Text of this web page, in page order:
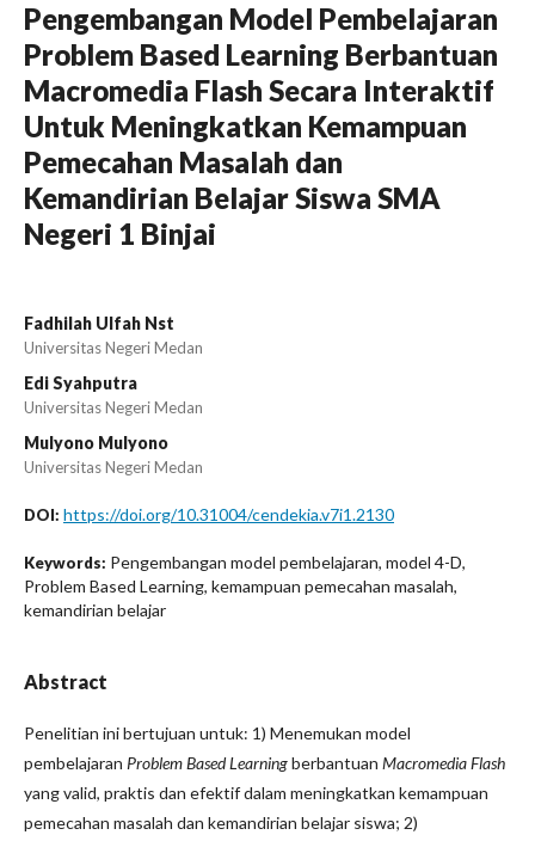
Pengembangan Model Pembelajaran
Problem Based Learning Berbantuan
Macromedia Flash Secara Interaktif
Untuk Meningkatkan Kemampuan
Pemecahan Masalah dan
Kemandirian Belajar Siswa SMA
Negeri 1 Binjai
Fadhilah Ulfah Nst
Universitas Negeri Medan
Edi Syahputra
Universitas Negeri Medan
Mulyono Mulyono
Universitas Negeri Medan
DOI: https://doi.org/10.31004/cendekia.v7i1.2130
Keywords: Pengembangan model pembelajaran, model 4-D,
Problem Based Learning, kemampuan pemecahan masalah,
kemandirian belajar
Abstract
Penelitian ini bertujuan untuk: 1) Menemukan model
pembelajaran Problem Based Learningberbantuan Macromedia Flash
yang valid, praktis dan efektif dalam meningkatkan kemampuan
pemecahan masalah dan kemandirian belajar siswa; 2)